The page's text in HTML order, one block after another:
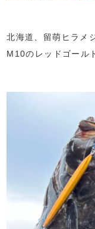
北海道、留萌ヒラメ
M10のレッドゴール